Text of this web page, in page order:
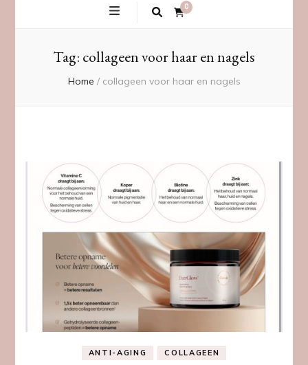
0
Tag: collageen voor haar en nagels
Home / collageen voor haar en nagels
ANTI-AGING COLLAGEEN